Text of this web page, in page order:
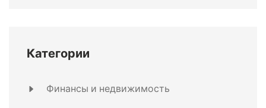
Категории
Финансы и недвижимость